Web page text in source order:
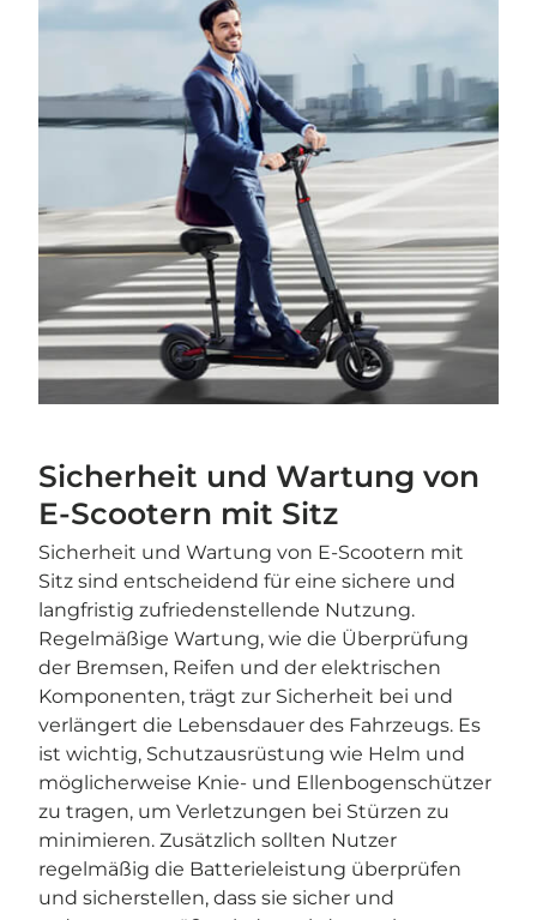
Sicherheit und Wartung von
E-Scootern mit Sitz
Sicherheit und Wartung von E-Scootern mit
Sitz sind entscheidend für eine sichere und
langfristig zufriedenstellende Nutzung.
Regelmäßige Wartung, wie die Überprüfung
der Bremsen, Reifen und der elektrischen
Komponenten, trägt zur Sicherheit bei und
verlängert die Lebensdauer des Fahrzeugs. Es
ist wichtig, Schutzausrüstung wie Helm und
möglicherweise Knie- und Ellenbogenschützer
zu tragen, um Verletzungen bei Stürzen zu
minimieren. Zusätzlich sollten Nutzer
regelmäßig die Batterieleistung überprüfen
und sicherstellen, dass sie sicher und